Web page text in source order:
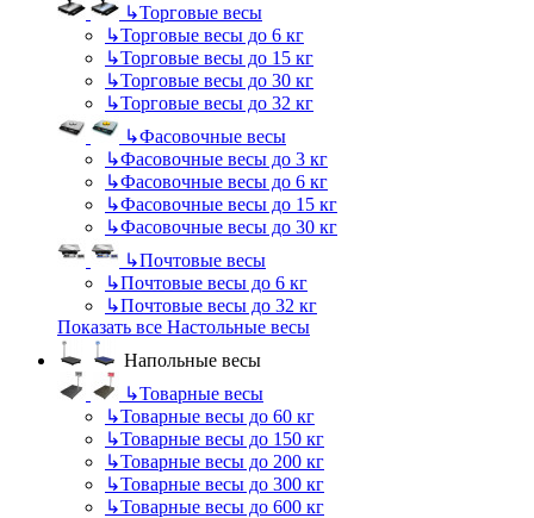
↳Торговые весы
↳Торговые весы до 6 кг
↳Торговые весы до 15 кг
↳Торговые весы до 30 кг
↳Торговые весы до 32 кг
↳Фасовочные весы
↳Фасовочные весы до 3 кг
↳Фасовочные весы до 6 кг
↳Фасовочные весы до 15 кг
↳Фасовочные весы до 30 кг
↳Почтовые весы
↳Почтовые весы до 6 кг
↳Почтовые весы до 32 кг
Показать все Настольные весы
Напольные весы
↳Товарные весы
↳Товарные весы до 60 кг
↳Товарные весы до 150 кг
↳Товарные весы до 200 кг
↳Товарные весы до 300 кг
↳Товарные весы до 600 кг